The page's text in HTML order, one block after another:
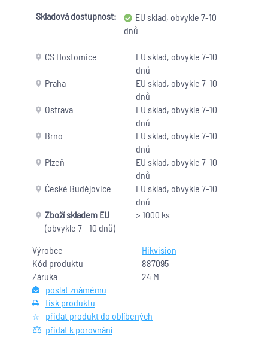
Výrobce
Hikvision
Kód produktu
887095
Záruka
24 M
poslat známému
tisk produktu
přidat produkt do oblíbených
přidat k porovnání
Skladová dostupnost:
EU sklad, obvykle 7-10
dnů
CS Hostomice
EU sklad, obvykle 7-10
dnů
Praha
EU sklad, obvykle 7-10
dnů
Ostrava
EU sklad, obvykle 7-10
dnů
Brno
EU sklad, obvykle 7-10
dnů
Plzeň
EU sklad, obvykle 7-10
dnů
České Budějovice
EU sklad, obvykle 7-10
dnů
Zboží skladem EU
(obvykle 7 - 10 dnů)
> 1000 ks